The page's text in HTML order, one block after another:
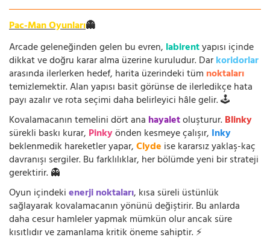
Pac-Man Oyunları👻
Arcade geleneğinden gelen bu evren, labirentyapısı içinde
dikkat ve doğru karar alma üzerine kuruludur. Darkoridorlar
arasında ilerlerken hedef, harita üzerindeki tüm noktaları
temizlemektir. Alan yapısı basit görünse de ilerledikçe hata
payı azalır ve rota seçimi daha belirleyici hâle gelir. 🕹️
Kovalamacanın temelini dört ana hayaletoluşturur.Blinky
sürekli baskı kurar, Pinkyönden kesmeye çalışır, Inky
beklenmedik hareketler yapar,Clyde ise kararsız yaklaş-kaç
davranışı sergiler. Bu farklılıklar, her bölümde yeni bir strateji
gerektirir. 👻
Oyun içindekienerji noktaları, kısa süreli üstünlük
sağlayarak kovalamacanın yönünü değiştirir. Bu anlarda
daha cesur hamleler yapmak mümkün olur ancak süre
kısıtlıdır ve zamanlama kritik öneme sahiptir. ⚡